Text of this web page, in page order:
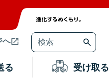
へ
る 受け取る